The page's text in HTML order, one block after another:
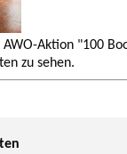
AWO-Aktion "100
zu sehen.